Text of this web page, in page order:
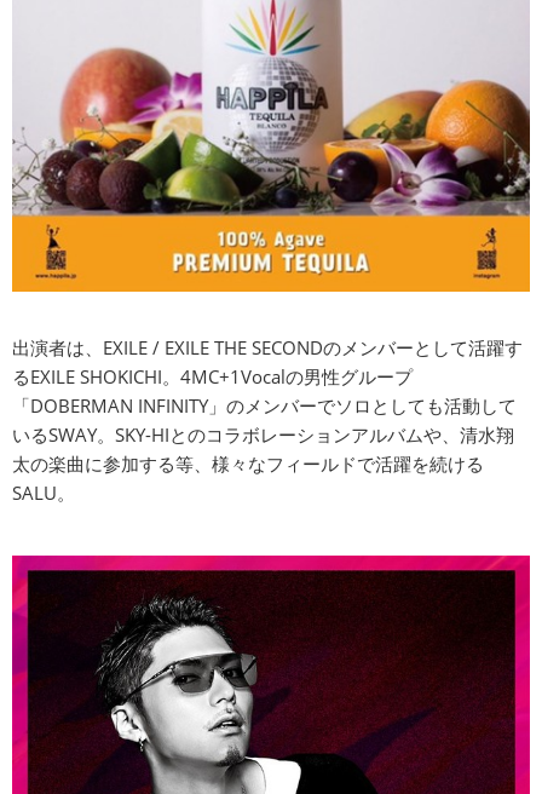
出演者は、EXILE / EXILE THE SECONDのメンバーとして活躍す
るEXILE SHOKICHI。4MC+1Vocalの男性グループ
「DOBERMAN INFINITY」のメンバーでソロとしても活動して
いるSWAY。SKY-HIとのコラボレーションアルバムや、清水翔
太の楽曲に参加する等、様々なフィールドで活躍を続ける
SALU。